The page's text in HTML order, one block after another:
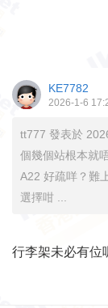
KE7782
2026-1-6
tt777 發表於
個幾個站根本就
A22 好疏咩？難
選擇咁 ...
行李架未必有位